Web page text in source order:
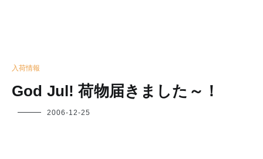
入荷情報
God Jul! 荷物届きました～！
フ
2006-12-25